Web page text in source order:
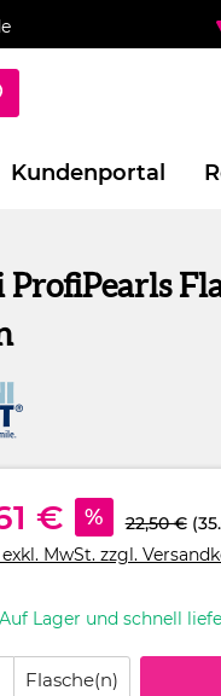
Kundenportal
ProfiPearls
€ % 22,50 €
MwSt. zzgl.
Auf Lager und schnell
Flasche(n)